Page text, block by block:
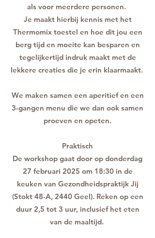
als voor meerdere personen.
Je maakt hierbij kennis met het
Thermomix toestel en hoe dit jou een
berg tijd en moeite kan besparen en
tegelijkertijd indruk maakt met de
lekkere creaties die je erin klaarmaakt.
We maken samen een aperitief en een
3-gangen menu die we dan ook samen
proeven en opeten.
Praktisch
De workshop gaat door op donderdag
27 februari 2025 om 18:30 in de
keuken van Gezondheidspraktijk Jij
(Stokt 48-A, 2440 Geel). Reken op een
duur 2,5 tot 3 uur, inclusief het eten
van de maaltijd.